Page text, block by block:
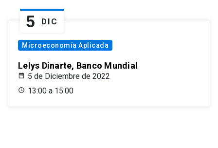
5 DIC
Microeconomía Aplicada
Lelys Dinarte, Banco Mundial
5 de Diciembre de 2022
13:00 a 15:00